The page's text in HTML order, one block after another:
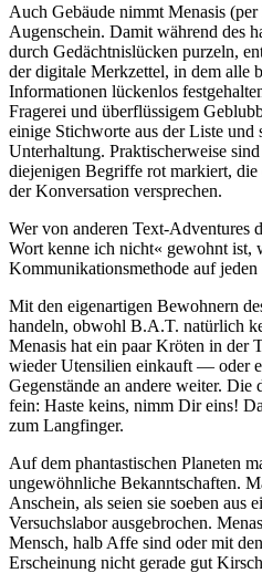
Auch Gebäude nimmt Menasis
Augenschein. Damit während des
durch Gedächtnislücken purzeln,
der digitale Merkzettel, in dem alle
Informationen lückenlos
Fragerei und überflüssigem
einige Stichworte aus der Liste und
Unterhaltung. Praktischerweise
diejenigen Begriffe rot markiert, die
der Konversation versprechen.
Wer von anderen Text-Adventures
Wort kenne ich nicht« gewohnt ist,
Kommunikationsmethode auf jeden
Mit den eigenartigen Bewohnern
handeln, obwohl B.A.T. natürlich
Menasis hat ein paar Kröten in der
wieder Utensilien einkauft — oder
Gegenstände an andere weiter. Die
fein: Haste keins, nimm Dir eins!
zum Langfinger.
Auf dem phantastischen Planeten
ungewöhnliche Bekanntschaften.
Anschein, als seien sie soeben aus
Versuchslabor ausgebrochen.
Mensch, halb Affe sind oder mit
Erscheinung nicht gerade gut